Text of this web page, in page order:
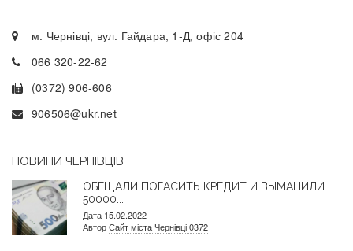
м. Чернівці, вул. Гайдара, 1-Д, офіс 204
066 320-22-62
(0372) 906-606
906506@ukr.net
НОВИНИ ЧЕРНІВЦІВ
ОБЕЩАЛИ ПОГАСИТЬ КРЕДИТ И ВЫМАНИЛИ
50000...
Дата 15.02.2022
АвторСайт міста Чернівці 0372